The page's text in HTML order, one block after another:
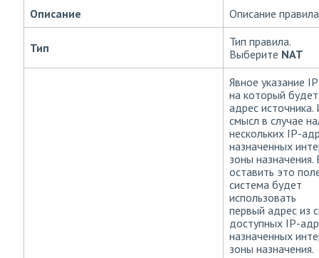
Описание
Описание правила
Тип
Тип правила.
Выберите NAT
Явное указание
на который
адрес
смысл в случае
нескольких IP-
назначенных
зоны назначения.
оставить это
система будет
использовать
первый адрес из
доступных IP-
назначенных
зоны назначения.